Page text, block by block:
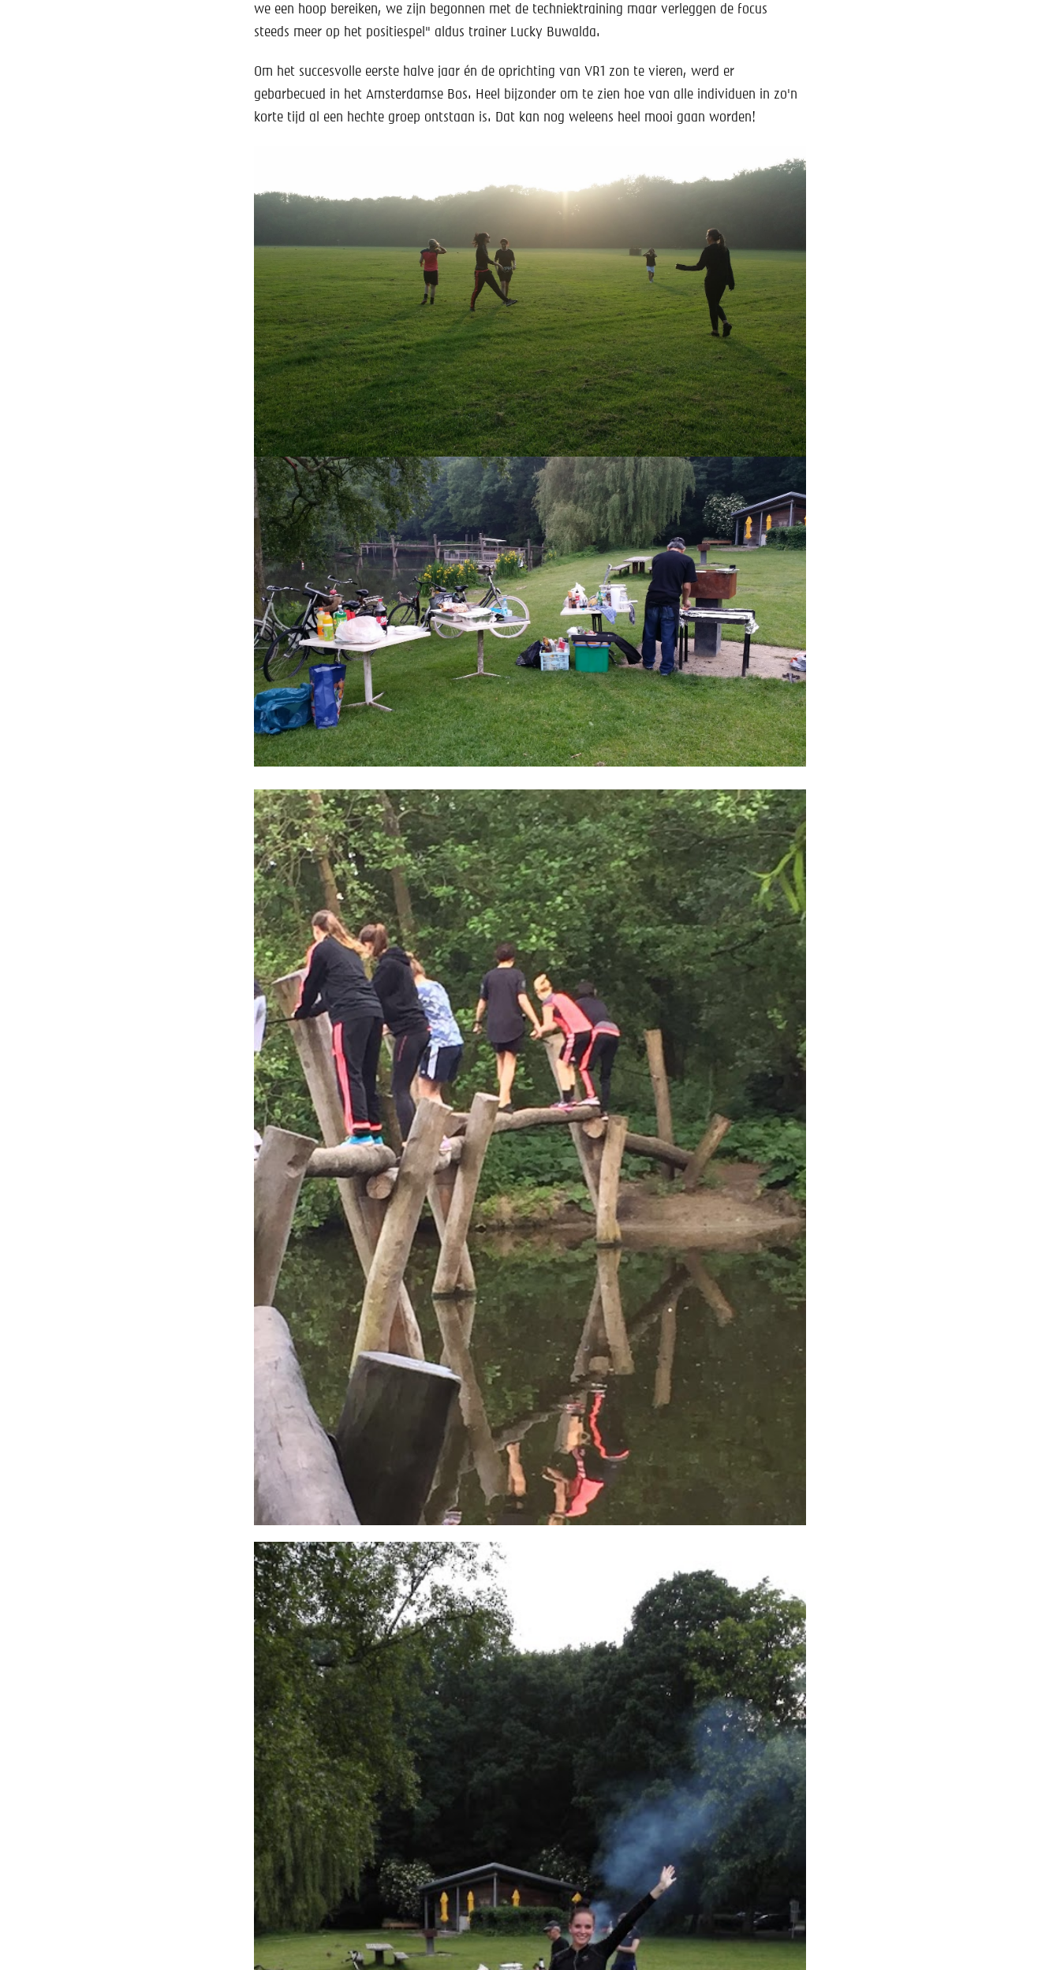
we een hoop bereiken, we zijn begonnen met de techniektraining maar verleggen de focus
steeds meer op het positiespel" aldus trainer Lucky Buwalda.
Om het succesvolle eerste halve jaar én de oprichting van VR1 zon te vieren, werd er
gebarbecued in het Amsterdamse Bos. Heel bijzonder om te zien hoe van alle individuen in zo'n
korte tijd al een hechte groep ontstaan is. Dat kan nog weleens heel mooi gaan worden!